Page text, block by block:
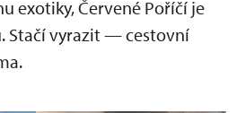
exotiky, Červené Poříčí je
Stačí vyrazit — cestovní